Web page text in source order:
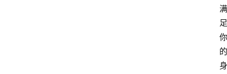
满
足
你
的
身